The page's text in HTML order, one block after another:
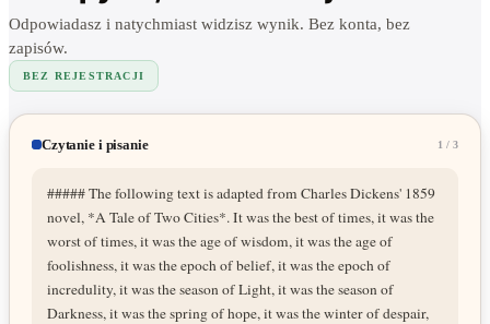
Aplikacje · 15 min · 16 771 wyświetleń — od założenia konta, przez essay, po
Need-blind vs Need-aware dla Polaków
Odpowiadasz i natychmiast widzisz wynik. Bez konta, bez
zapisów.
BEZ REJESTRACJI
Czytanie i pisanie 1 / 3
##### The following text is adapted from Charles Dickens' 1859
novel, *A Tale of Two Cities*. It was the best of times, it was the
worst of times, it was the age of wisdom, it was the age of
foolishness, it was the epoch of belief, it was the epoch of
incredulity, it was the season of Light, it was the season of
Darkness, it was the spring of hope, it was the winter of despair,